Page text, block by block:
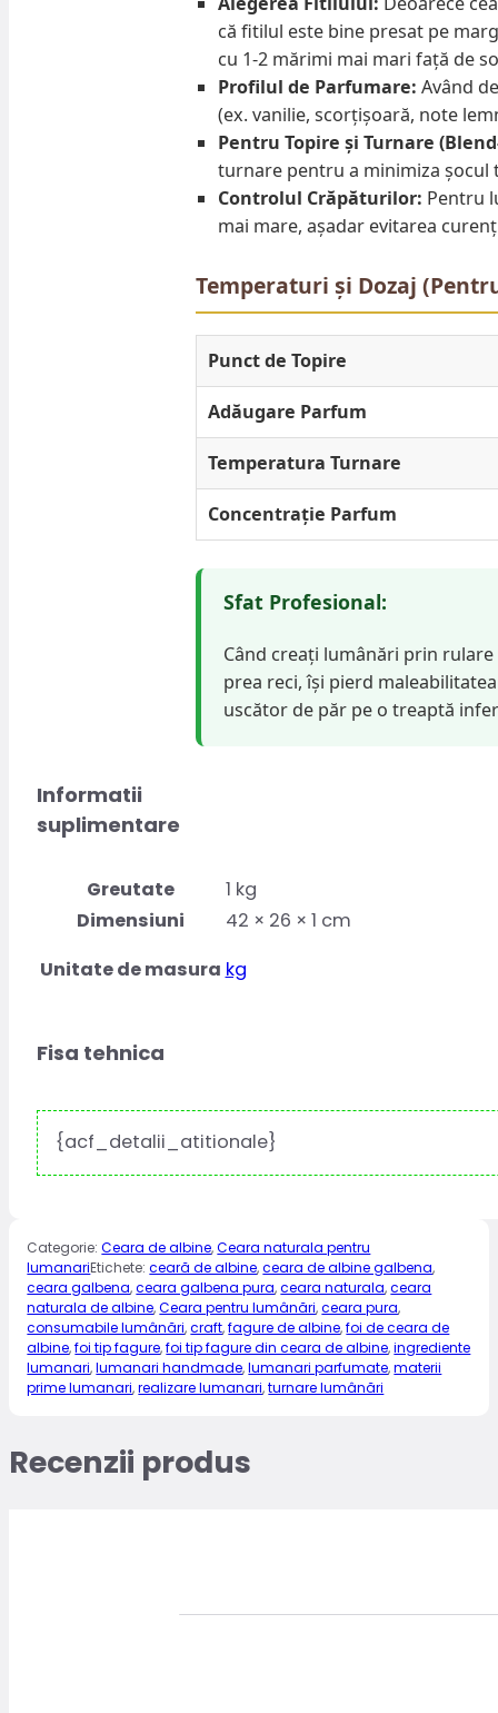
că fitilul este bine presat pe
cu 1-2 mărimi mai mari față de
Profilul de Parfumare: Având
(ex. vanilie, scorțișoară, note
Pentru Topire și Turnare
turnare pentru a minimiza șocul
Controlul Crăpăturilor: Pentru
mai mare, așadar evitarea
Temperaturi și Dozaj
Punct de Topire
Adăugare Parfum
Temperatura Turnare
Concentrație Parfum
Sfat Profesional:
Când creați lumânări prin
prea reci, își pierd
uscător de păr pe o treaptă
Informatii
suplimentare
Greutate
1 kg
Dimensiuni
42 × 26 × 1 cm
Unitate de masura kg
Fisa tehnica
{acf_detalii_atitionale}
Categorie:Ceara de albine,Ceara naturala pentru
lumanariEtichete:ceară de albine,ceara de albine galbena,
ceara galbena,ceara galbena pura,ceara naturala,ceara
naturala de albine,Ceara pentru lumânări,ceara pura,
consumabile lumânări,craft,fagure de albine,foi de ceara de
albine,foi tip fagure,foi tip fagure din ceara de albine,ingrediente
lumanari,lumanari handmade,lumanari parfumate,materii
prime lumanari,realizare lumanari,turnare lumânări
Recenzii produs